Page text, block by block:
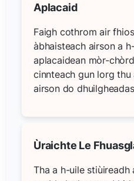
Aplacaid
Faigh cothrom air
àbhaisteach airson a
aplacaidean mòr-
cinnteach gun lorg
airson do
Ùraichte Le
Tha a h-uile stiùireadh